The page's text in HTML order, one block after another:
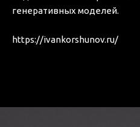
генеративных моделей.
https://ivankorshunov.ru/